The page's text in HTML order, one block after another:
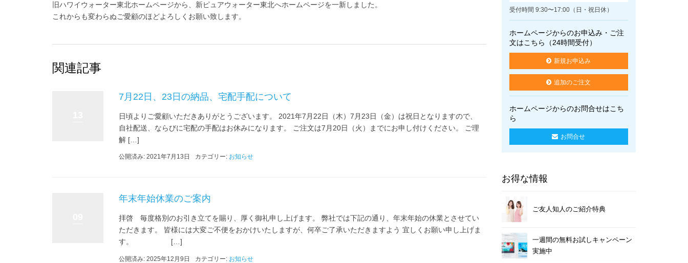
旧ハワイウォーター東北ホームページから、新ピュアウォーター東北へホームページを一新しました。
これからも変わらぬご愛顧のほどよろしくお願い致します。
関連記事
7月22日、23日の納品、宅配手配について
日頃よりご愛顧いただきありがとうございます。 2021年7月22日（木）7月23日（金）は祝日となりますので、
自社配送、ならびに宅配の手配はお休みになります。 ご注文は7月20日（火）までにお申し付けください。 ご理
解 […]
公開済み: 2021年7月13日 カテゴリー: お知らせ
年末年始休業のご案内
拝啓 毎度格別のお引き立てを賜り、厚く御礼申し上げます。 弊社では下記の通り、年末年始の休業とさせてい
ただきます。 皆様には大変ご不便をおかけいたしますが、何卒ご了承いただきますよう 宜しくお願い申し上げま
す。 […]
公開済み: 2025年12月9日 カテゴリー: お知らせ
受付時間 9:30〜17:00（日・祝日休）
ホームページからのお申込み・ご注
文はこちら（24時間受付）
新規お申込み
追加のご注文
ホームページからのお問合せはこち
ら
お問合せ
お得な情報
ご友人知人のご紹介特典
一週間の無料お試しキャンペーン
実施中